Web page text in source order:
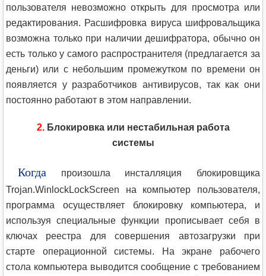
пользователя невозможно открыть для просмотра или
редактирования. Расшифровка вируса шифровальщика
возможна только при наличии дешифратора, обычно он
есть только у самого распространителя (предлагается за
деньги) или с небольшим промежутком по времени он
появляется у разработчиков антивирусов, так как они
постоянно работают в этом направлении.
2.Блокировка или нестабильная работа
системы
Когда произошла инсталляция блокировщика
Trojan.WinlockLockScreen на компьютер пользователя,
программа осуществляет блокировку компьютера, и
используя специальные функции прописывает себя в
ключах реестра для совершения автозагрузки при
старте операционной системы. На экране рабочего
стола компьютера выводится сообщение с требованием